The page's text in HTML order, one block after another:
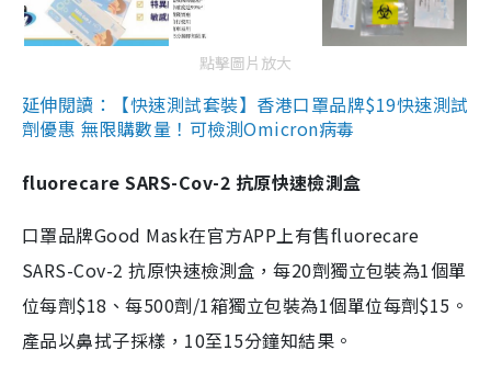
點擊圖片放大
延伸閱讀：【快速測試套裝】香港口罩品牌$19快速測試
劑優惠 無限購數量！可檢測Omicron病毒
fluorecare SARS-Cov-2 抗原快速檢測盒
口罩品牌Good Mask在官方APP上有售fluorecare
SARS-Cov-2 抗原快速檢測盒，每20劑獨立包裝為1個單
位每劑$18、每500劑/1箱獨立包裝為1個單位每劑$15。
產品以鼻拭子採樣，10至15分鐘知結果。